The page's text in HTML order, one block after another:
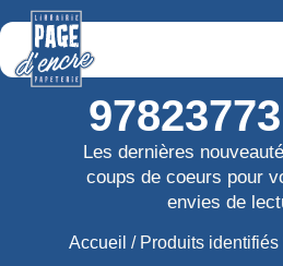
Les dernières
coups de coeurs pour
envies de
Accueil / Produits identifiés